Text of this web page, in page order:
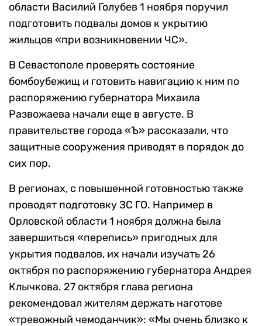
области Василий Голубев 1 ноября поручил
подготовить подвалы домов к укрытию
жильцов «при возникновении ЧС».
В Севастополе проверять состояние
бомбоубежищ и готовить навигацию к ним по
распоряжению губернатора Михаила
Развожаева начали еще в августе. В
правительстве города «Ъ» рассказали, что
защитные сооружения приводят в порядок до
сих пор.
В регионах, с повышенной готовностью также
проводят подготовку ЗС ГО. Например в
Орловской области 1 ноября должна была
завершиться «перепись» пригодных для
укрытия подвалов, их начали изучать 26
октября по распоряжению губернатора Андрея
Клычкова. 27 октября глава региона
рекомендовал жителям держать наготове
«тревожный чемоданчик»: «Мы очень близко к